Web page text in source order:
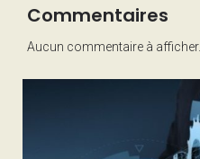
Commentaires
Aucun commentaire à afficher.